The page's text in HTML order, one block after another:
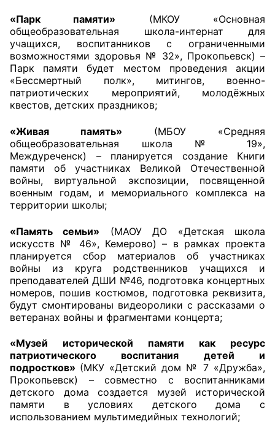
«Парк памяти» (МКОУ «Основная
общеобразовательная школа-интернат для
учащихся, воспитанников с ограниченными
возможностями здоровья № 32», Прокопьевск) –
Парк памяти будет местом проведения акции
«Бессмертный полк», митингов, военно-
патриотических мероприятий, молодёжных
квестов, детских праздников;
«Живая память» (МБОУ «Средняя
общеобразовательная школа № 19»,
Междуреченск) – планируется создание Книги
памяти об участниках Великой Отечественной
войны, виртуальной экспозиции, посвященной
военным годам, и мемориального комплекса на
территории школы;
«Память семьи» (МАОУ ДО «Детская школа
искусств № 46», Кемерово) – в рамках проекта
планируется сбор материалов об участниках
войны из круга родственников учащихся и
преподавателей ДШИ №46, подготовка концертных
номеров, пошив костюмов, подготовка реквизита,
будут смонтированы видеоролики с рассказами о
ветеранах войны и фрагментами концерта;
«Музей исторической памяти как ресурс
патриотического воспитания детей и
подростков» (МКУ «Детский дом № 7 «Дружба»,
Прокопьевск) – совместно с воспитанниками
детского дома создается музей исторической
памяти в условиях детского дома с
использованием мультимедийных технологий;